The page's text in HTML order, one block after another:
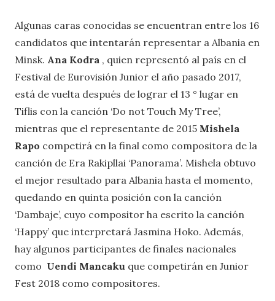
Algunas caras conocidas se encuentran entre los 16
candidatos que intentarán representar a Albania en
Minsk. Ana Kodra , quien representó al país en el
Festival de Eurovisión Junior el año pasado 2017,
está de vuelta después de lograr el 13 ° lugar en
Tiflis con la canción ‘Do not Touch My Tree’,
mientras que el representante de 2015 Mishela
Rapo competirá en la final como compositora de la
canción de Era Rakipllai ‘Panorama’. Mishela obtuvo
el mejor resultado para Albania hasta el momento,
quedando en quinta posición con la canción
‘Dambaje’, cuyo compositor ha escrito la canción
‘Happy’ que interpretará Jasmina Hoko. Además,
hay algunos participantes de finales nacionales
como Uendi Mancaku que competirán en Junior
Fest 2018 como compositores.